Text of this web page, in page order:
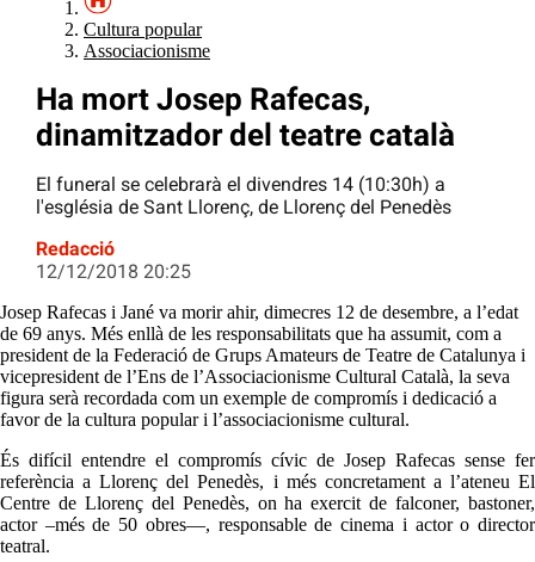
Cultura popular
Associacionisme
Ha mort Josep Rafecas,
dinamitzador del teatre català
El funeral se celebrarà el divendres 14 (10:30h) a
l'església de Sant Llorenç, de Llorenç del Penedès
Redacció
12/12/2018 20:25
Josep Rafecas i Jané va morir ahir, dimecres 12 de desembre, a l’edat
de 69 anys. Més enllà de les responsabilitats que ha assumit, com a
president de la Federació de Grups Amateurs de Teatre de Catalunya i
vicepresident de l’Ens de l’Associacionisme Cultural Català, la seva
figura serà recordada com un exemple de compromís i dedicació a
favor de la cultura popular i l’associacionisme cultural.
És difícil entendre el compromís cívic de Josep Rafecas sense fer
referència a Llorenç del Penedès, i més concretament a l’ateneu El
Centre de Llorenç del Penedès, on ha exercit de falconer, bastoner,
actor –més de 50 obres—, responsable de cinema i actor o director
teatral.